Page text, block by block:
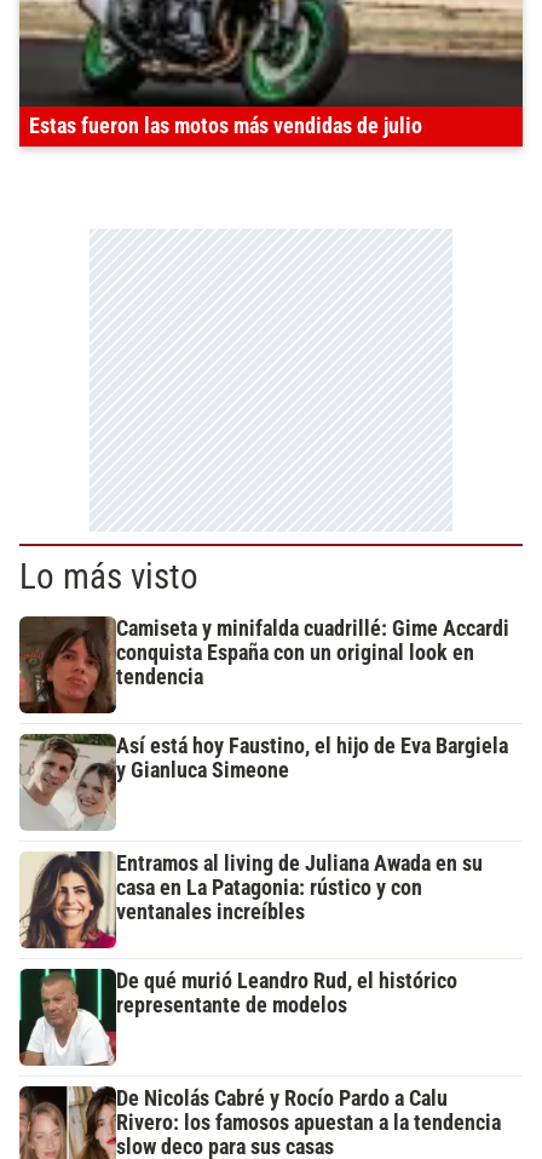
Estas fueron las motos más vendidas de julio
Lo más visto
Camiseta y minifalda cuadrillé: Gime Accardi
conquista España con un original look en
tendencia
Así está hoy Faustino, el hijo de Eva Bargiela
y Gianluca Simeone
Entramos al living de Juliana Awada en su
casa en La Patagonia: rústico y con
ventanales increíbles
De qué murió Leandro Rud, el histórico
representante de modelos
De Nicolás Cabré y Rocío Pardo a Calu
Rivero: los famosos apuestan a la tendencia
slow deco para sus casas